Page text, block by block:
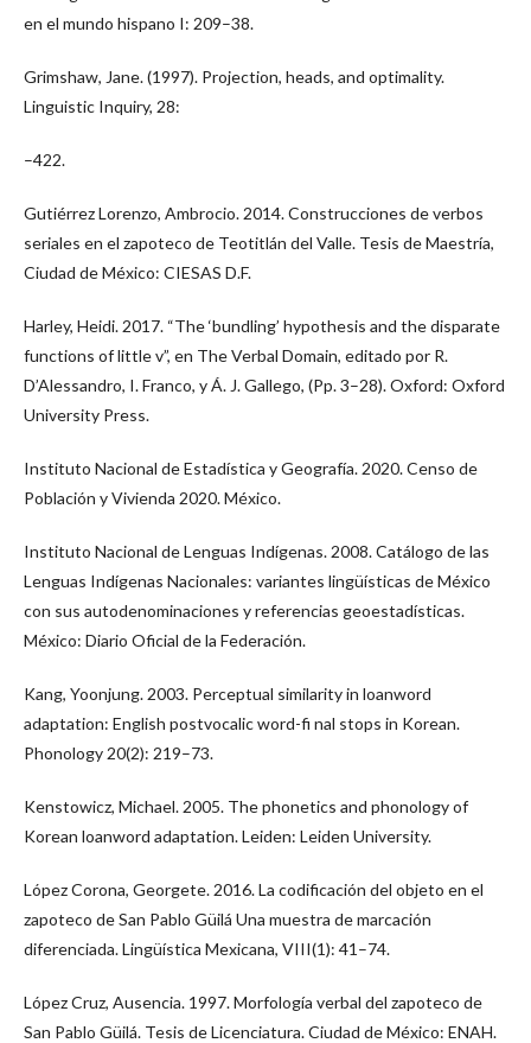
en el mundo hispano I: 209–38.
Grimshaw, Jane. (1997). Projection, heads, and optimality.
Linguistic Inquiry, 28:
–422.
Gutiérrez Lorenzo, Ambrocio. 2014. Construcciones de verbos
seriales en el zapoteco de Teotitlán del Valle. Tesis de Maestría,
Ciudad de México: CIESAS D.F.
Harley, Heidi. 2017. “The ‘bundling’ hypothesis and the disparate
functions of little v”, en The Verbal Domain, editado por R.
D’Alessandro, I. Franco, y Á. J. Gallego, (Pp. 3–28). Oxford: Oxford
University Press.
Instituto Nacional de Estadística y Geografía. 2020. Censo de
Población y Vivienda 2020. México.
Instituto Nacional de Lenguas Indígenas. 2008. Catálogo de las
Lenguas Indígenas Nacionales: variantes lingüísticas de México
con sus autodenominaciones y referencias geoestadísticas.
México: Diario Oficial de la Federación.
Kang, Yoonjung. 2003. Perceptual similarity in loanword
adaptation: English postvocalic word-fi nal stops in Korean.
Phonology 20(2): 219–73.
Kenstowicz, Michael. 2005. The phonetics and phonology of
Korean loanword adaptation. Leiden: Leiden University.
López Corona, Georgete. 2016. La codificación del objeto en el
zapoteco de San Pablo Güilá Una muestra de marcación
diferenciada. Lingüística Mexicana, VIII(1): 41–74.
López Cruz, Ausencia. 1997. Morfología verbal del zapoteco de
San Pablo Güilá. Tesis de Licenciatura. Ciudad de México: ENAH.